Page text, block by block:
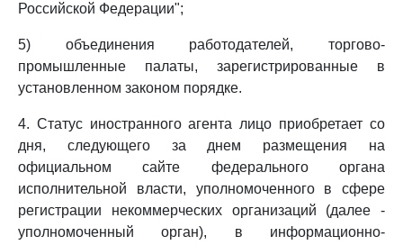
Российской Федерации";
5) объединения работодателей, торгово-
промышленные палаты, зарегистрированные в
установленном законом порядке.
4. Статус иностранного агента лицо приобретает со
дня, следующего за днем размещения на
официальном сайте федерального органа
исполнительной власти, уполномоченного в сфере
регистрации некоммерческих организаций (далее -
уполномоченный орган), в информационно-